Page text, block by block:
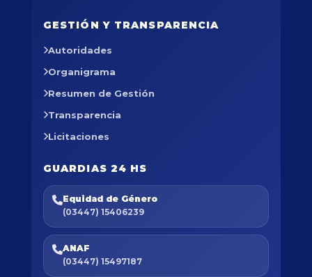
GESTIÓN Y TRANSPARENCIA
Autoridades
Organigrama
Resumen de Gestión
Transparencia
Licitaciones
GUARDIAS 24 HS
Equidad de Género
(03447) 15406239
ANAF
(03447) 15497187